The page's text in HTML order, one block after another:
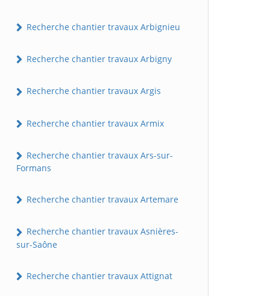
Recherche chantier travaux Arbignieu
Recherche chantier travaux Arbigny
Recherche chantier travaux Argis
Recherche chantier travaux Armix
Recherche chantier travaux Ars-sur-
Formans
Recherche chantier travaux Artemare
Recherche chantier travaux Asnières-
sur-Saône
Recherche chantier travaux Attignat